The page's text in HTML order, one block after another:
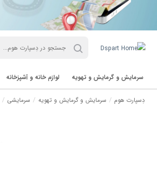
سرمایش و گرمایش و تهویه لوازم خانه و آشپزخانه
دِسپارت هوم سرمایش و گرمایش و تهویه سرمایشی